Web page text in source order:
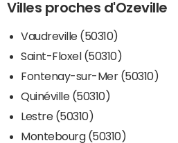
Villes proches d'Ozeville
Vaudreville (50310)
Saint-Floxel (50310)
Fontenay-sur-Mer (50310)
Quinéville (50310)
Lestre (50310)
Montebourg (50310)